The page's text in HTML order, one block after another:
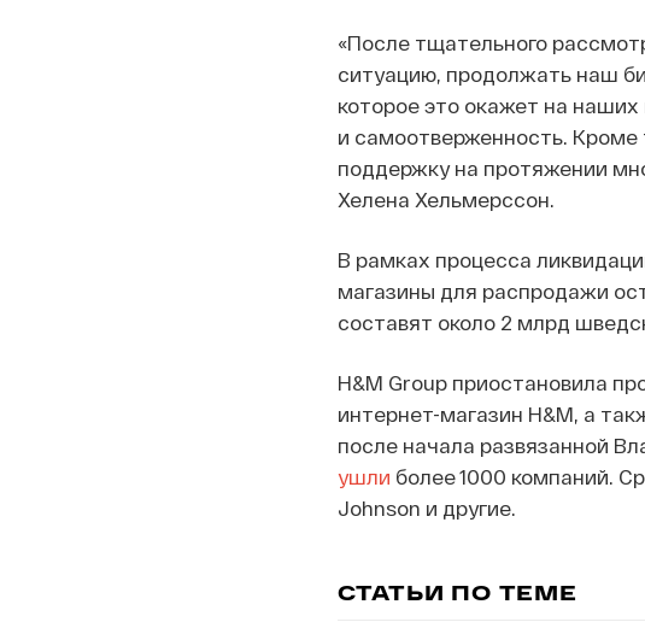
«После тщательного
ситуацию, продолжать наш
которое это окажет на
и самоотверженность. Кроме
поддержку на протяжении
Хелена Хельмерссон.
В рамках процесса
магазины для распродажи
составят около 2 млрд
H&M Group приостановила
интернет-магазин H&M, а
после начала развязанной
ушли более 1000 компаний.
Johnson и другие.
СТАТЬИ ПО ТЕМЕ